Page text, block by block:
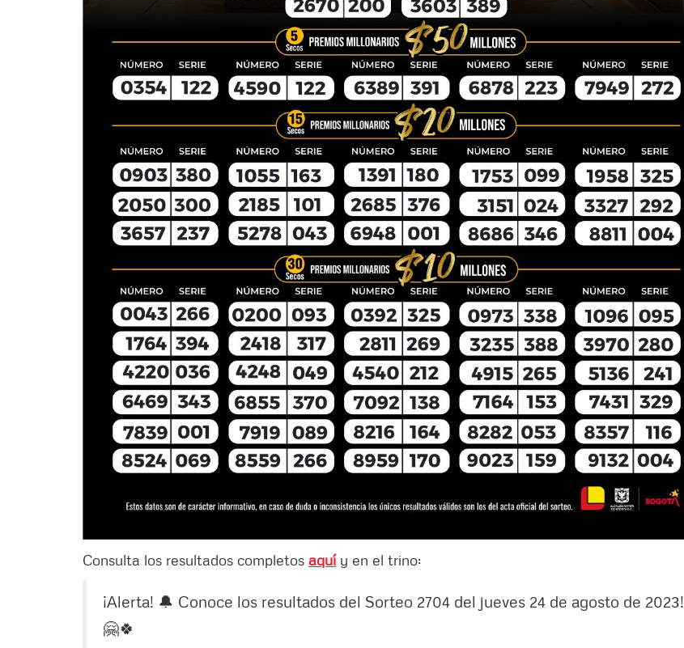
Consulta los resultados completos aquíy en el trino:
¡Alerta! 🔔 Conoce los resultados del Sorteo 2704 del jueves 24 de agosto de 2023!
🤗🍀